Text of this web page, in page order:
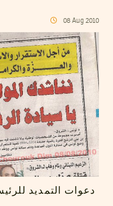
08 Aug 2010
دعوات التمديد